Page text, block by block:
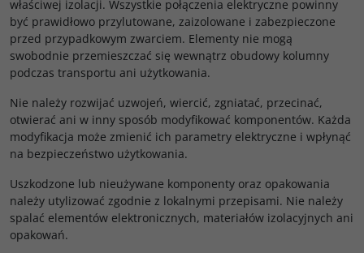
właściwej izolacji. Wszystkie połączenia elektryczne powinny
być prawidłowo przylutowane, zaizolowane i zabezpieczone
przed przypadkowym zwarciem. Elementy nie mogą
swobodnie przemieszczać się wewnątrz obudowy kolumny
podczas transportu ani użytkowania.
Nie należy rozwijać uzwojeń, wiercić, zgniatać, przecinać,
otwierać ani w inny sposób modyfikować komponentów. Każda
modyfikacja może zmienić ich parametry elektryczne i wpłynąć
na bezpieczeństwo użytkowania.
Uszkodzone lub nieużywane komponenty oraz opakowania
należy utylizować zgodnie z lokalnymi przepisami. Nie należy
spalać elementów elektronicznych, materiałów izolacyjnych ani
opakowań.